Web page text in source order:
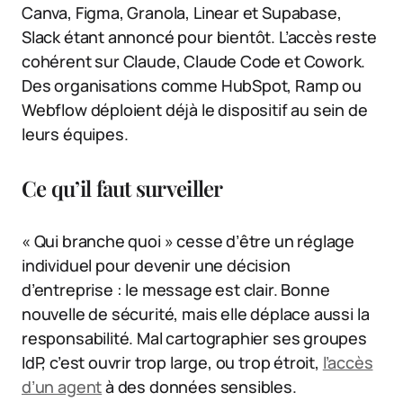
Canva, Figma, Granola, Linear et Supabase,
Slack étant annoncé pour bientôt. L’accès reste
cohérent sur Claude, Claude Code et Cowork.
Des organisations comme HubSpot, Ramp ou
Webflow déploient déjà le dispositif au sein de
leurs équipes.
Ce qu’il faut surveiller
« Qui branche quoi » cesse d’être un réglage
individuel pour devenir une décision
d’entreprise : le message est clair. Bonne
nouvelle de sécurité, mais elle déplace aussi la
responsabilité. Mal cartographier ses groupes
IdP, c’est ouvrir trop large, ou trop étroit, l’accès
d’un agentà des données sensibles.